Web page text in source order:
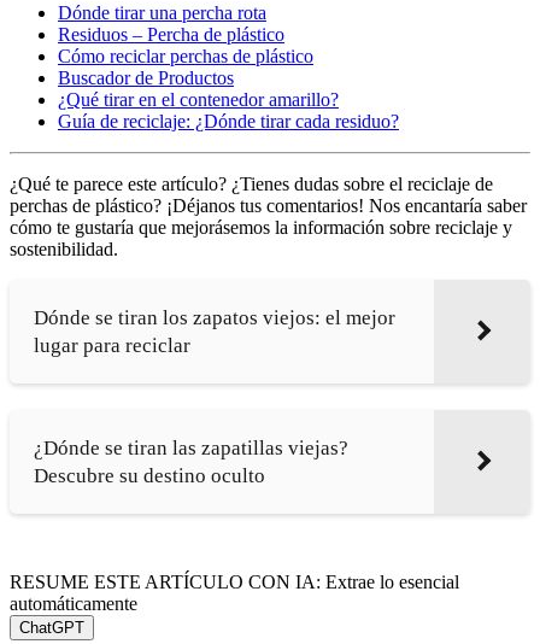
Dónde tirar una percha rota
Residuos – Percha de plástico
Cómo reciclar perchas de plástico
Buscador de Productos
¿Qué tirar en el contenedor amarillo?
Guía de reciclaje: ¿Dónde tirar cada residuo?
¿Qué te parece este artículo? ¿Tienes dudas sobre el reciclaje de
perchas de plástico? ¡Déjanos tus comentarios! Nos encantaría saber
cómo te gustaría que mejorásemos la información sobre reciclaje y
sostenibilidad.
Dónde se tiran los zapatos viejos: el mejor
lugar para reciclar
¿Dónde se tiran las zapatillas viejas?
Descubre su destino oculto
RESUME ESTE ARTÍCULO CON IA: Extrae lo esencial
automáticamente
ChatGPT